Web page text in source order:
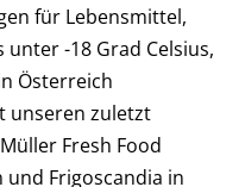
für Lebensmittel,
-18 Grad Celsius,
Österreich
unseren zuletzt
Fresh Food
Frigoscandia in